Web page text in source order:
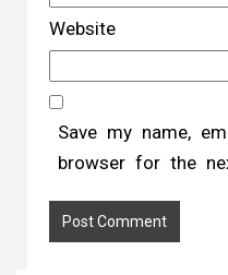
Website
Save my name,
browser for the